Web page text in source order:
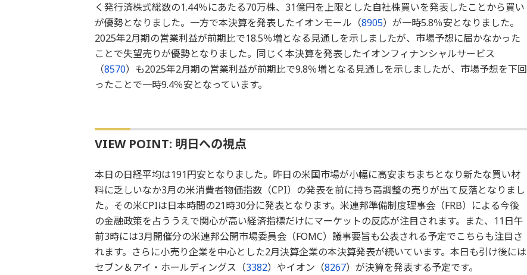
く発行済株式総数の1.44％にあたる70万株、31億円を上限とした自社株買いを発表したことから買い
が優勢となりました。一方で本決算を発表したイオンモール（8905）が一時5.8％安となりました。
2025年2月期の営業利益が前期比で18.5％増となる見通しを示しましたが、市場予想に届かなかった
ことで失望売りが優勢となりました。同じく本決算を発表したイオンフィナンシャルサービス
（8570）も2025年2月期の営業利益が前期比で9.8％増となる見通しを示しましたが、市場予想を下回
ったことで一時9.4％安となっています。
VIEW POINT: 明日への視点
本日の日経平均は191円安となりました。昨日の米国市場が小幅に高安まちまちとなり新たな買い材
料に乏しいなか3月の米消費者物価指数（CPI）の発表を前に持ち高調整の売りが出て反落となりまし
た。その米CPIは日本時間の21時30分に発表となります。米連邦準備制度理事会（FRB）による今後
の金融政策を占ううえで関心が高い経済指標だけにマーケットの反応が注目されます。また、11日午
前3時には3月開催分の米連邦公開市場委員会（FOMC）議事要旨も公表される予定でこちらも注目さ
れます。さらに小売り企業を中心とした2月決算企業の本決算発表が続いています。本日も引け後には
セブン＆アイ・ホールディングス（3382）やイオン（8267）が決算を発表する予定です。